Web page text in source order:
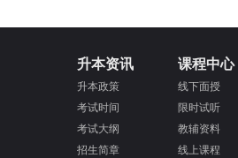
升本资讯
升本政策
考试时间
考试大纲
招生简章
课程中心
线下面授
限时试听
教辅资料
线上课程